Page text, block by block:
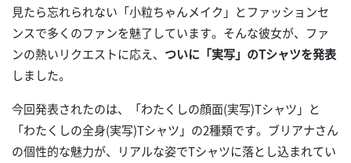
見たら忘れられない「小粒ちゃんメイク」とファッションセ
ンスで多くのファンを魅了しています。そんな彼女が、ファ
ンの熱いリクエストに応え、 ついに「実写」のTシャツを発表
しました。
今回発表されたのは、「わたくしの顔面(実写)Tシャツ」と
「わたくしの全身(実写)Tシャツ」の2種類です。ブリアナさん
の個性的な魅力が、リアルな姿でTシャツに落とし込まれてい